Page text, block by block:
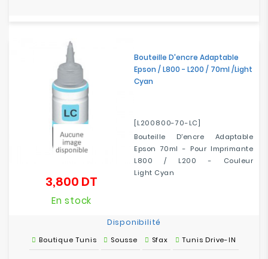
Bouteille D'encre Adaptable
Epson / L800 - L200 / 70ml /Light
Cyan
[L200800-70-LC]
Bouteille D'encre Adaptable
Epson 70ml - Pour Imprimante
L800 / L200 - Couleur
Light Cyan
3,800 DT
En stock
Disponibilité
Boutique Tunis Sousse Sfax Tunis Drive-IN